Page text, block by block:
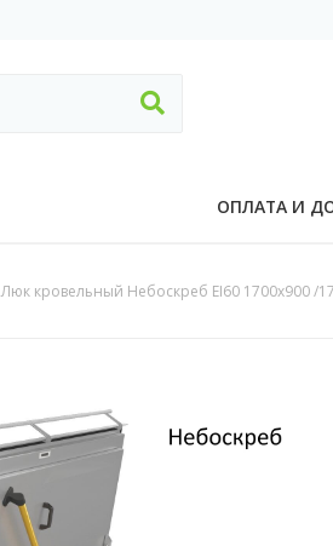
ОПЛАТА И
Люк кровельный Небоскреб EI60 1700x900 /